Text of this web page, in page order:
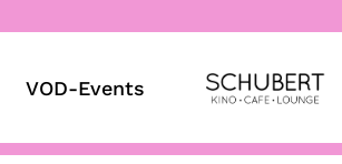
Filme
VOD-Events